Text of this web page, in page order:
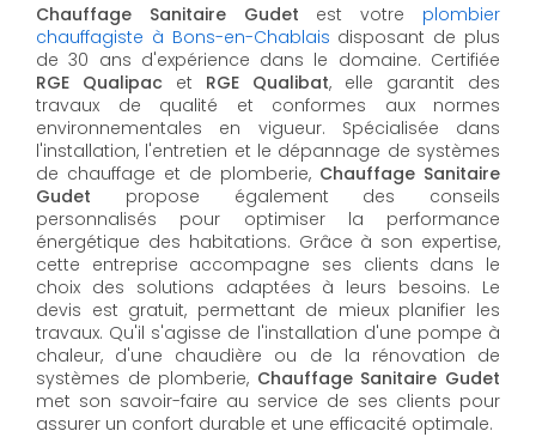
Chauffage Sanitaire Gudet est votre plombier
chauffagiste à Bons-en-Chablais disposant de plus
de 30 ans d'expérience dans le domaine. Certifiée
RGE Qualipac et RGE Qualibat, elle garantit des
travaux de qualité et conformes aux normes
environnementales en vigueur. Spécialisée dans
l'installation, l'entretien et le dépannage de systèmes
de chauffage et de plomberie, Chauffage Sanitaire
Gudet propose également des conseils
personnalisés pour optimiser la performance
énergétique des habitations. Grâce à son expertise,
cette entreprise accompagne ses clients dans le
choix des solutions adaptées à leurs besoins. Le
devis est gratuit, permettant de mieux planifier les
travaux. Qu'il s'agisse de l'installation d'une pompe à
chaleur, d'une chaudière ou de la rénovation de
systèmes de plomberie, Chauffage Sanitaire Gudet
met son savoir-faire au service de ses clients pour
assurer un confort durable et une efficacité optimale.